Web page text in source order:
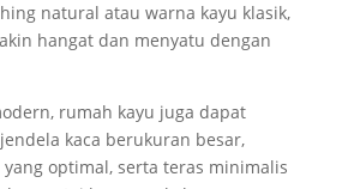
natural atau warna kayu klasik,
hangat dan menyatu dengan
rumah kayu juga dapat
kaca berukuran besar,
optimal, serta teras minimalis